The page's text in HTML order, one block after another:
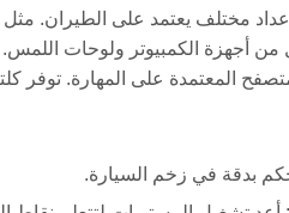
الكمبيوتر ولوحات اللمس.
المعتمدة على المهارة. توفر
بدقة في زخم السيارة.